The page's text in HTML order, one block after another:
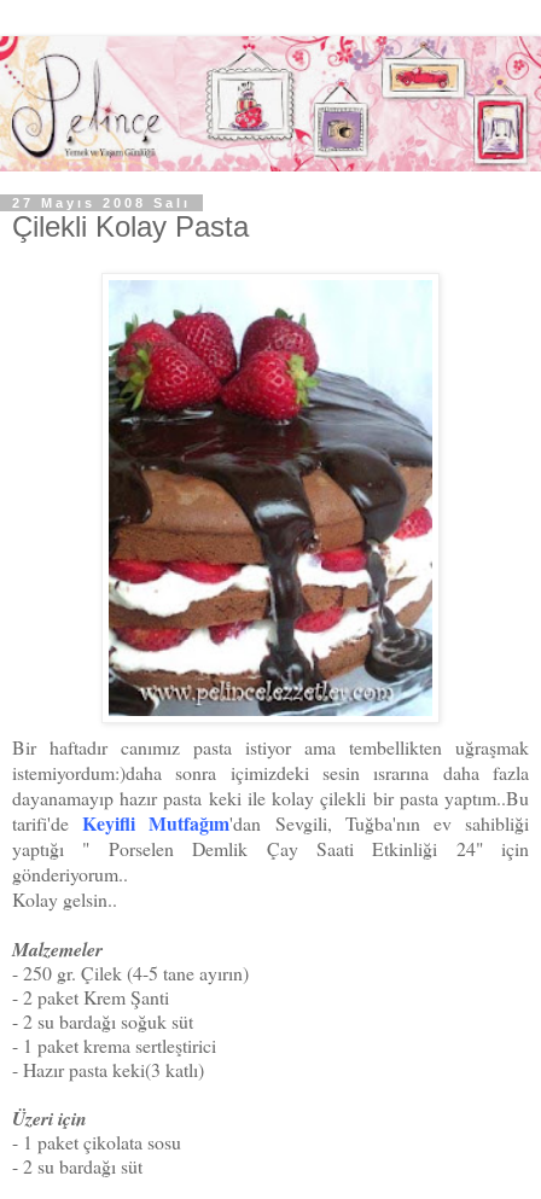
27 Mayıs 2008 Salı
Çilekli Kolay Pasta
Bir haftadır canımız pasta istiyor ama tembellikten uğraşmak
istemiyordum:)daha sonra içimizdeki sesin ısrarına daha fazla
dayanamayıp hazır pasta keki ile kolay çilekli bir pasta yaptım..Bu
tarifi'deKeyifli Mutfağım'dan Sevgili, Tuğba'nın ev sahibliği
yaptığı " Porselen Demlik Çay Saati Etkinliği 24" için
gönderiyorum..
Kolay gelsin..
Malzemeler
- 250 gr. Çilek (4-5 tane ayırın)
- 2 paket Krem Şanti
- 2 su bardağı soğuk süt
- 1 paket krema sertleştirici
- Hazır pasta keki(3 katlı)
Üzeri için
- 1 paket çikolata sosu
- 2 su bardağı süt